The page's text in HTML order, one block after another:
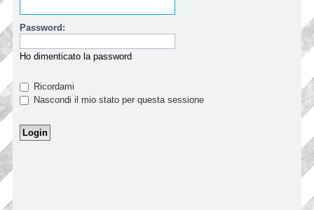
Password:
Ho dimenticato la password
Ricordami
Nascondi il mio stato per questa sessione